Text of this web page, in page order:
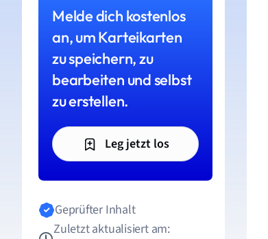
Melde dich kostenlos
an, um Karteikarten
zu speichern, zu
bearbeiten und selbst
zu erstellen.
Leg jetzt los
Geprüfter Inhalt
Zuletzt aktualisiert am: